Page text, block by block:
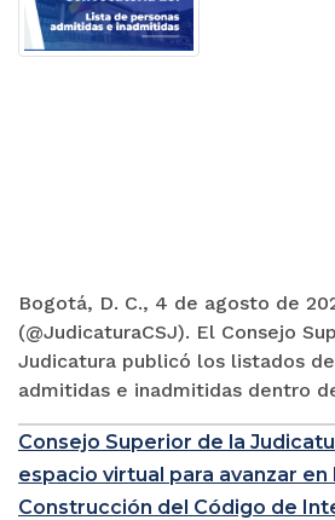
Bogotá, D. C., 4 de agosto de
(@JudicaturaCSJ). El Consejo
Judicatura publicó los listados
admitidas e inadmitidas dentro
Consejo Superior de la
espacio virtual para avanzar en
Construcción del Código de